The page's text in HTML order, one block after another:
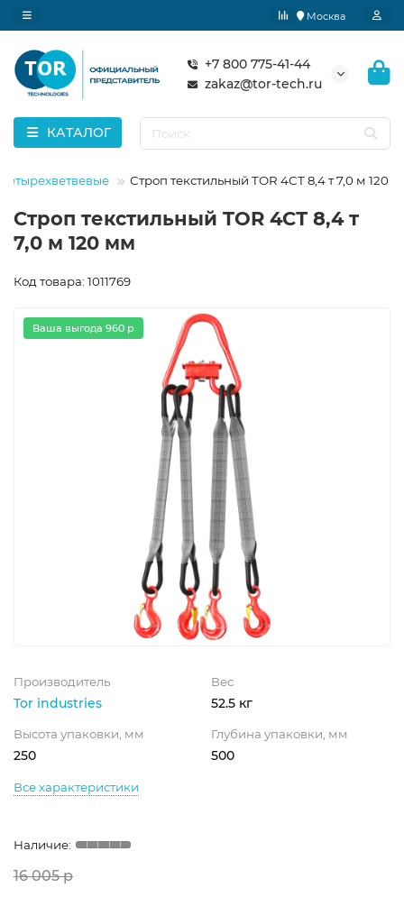
Москва
+7 800 775-41-44
zakaz@tor-tech.ru
КАТАЛОГ
Строп текстильный TOR 4СТ 8,4 т 7,0 м 120
Строп текстильный TOR 4СТ 8,4 т
7,0 м 120 мм
Код товара: 1011769
Ваша выгода 960 р
Производитель
Tor industries
Вес
52.5 кг
Высота упаковки, мм
250
Глубина упаковки, мм
500
Все характеристики
16 005 р